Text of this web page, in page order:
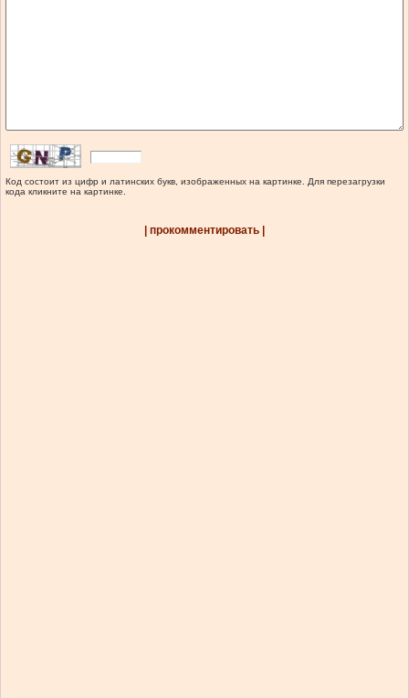
Код состоит из цифр и латинских букв, изображенных на картинке. Для перезагрузки
кода кликните на картинке.
| прокомментировать |